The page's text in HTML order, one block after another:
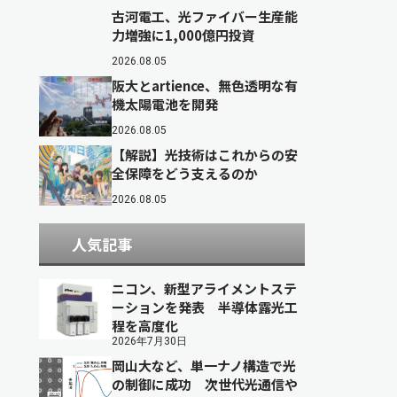
古河電工、光ファイバー生産能
力増強に1,000億円投資
2026.08.05
阪大とartience、無色透明な有
機太陽電池を開発
2026.08.05
【解説】光技術はこれからの安
全保障をどう支えるのか
2026.08.05
人気記事
ニコン、新型アライメントステ
ーションを発表 半導体露光工
程を高度化
2026年7月30日
岡山大など、単一ナノ構造で光
の制御に成功 次世代光通信や